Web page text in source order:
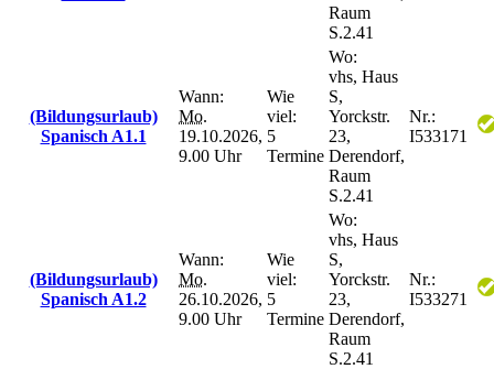
Raum
S.2.41
(Bildungsurlaub)
Spanisch A1.1
Wann:
Mo.
19.10.2026,
9.00 Uhr
Wie
viel:
5
Termine
Wo:
vhs, Haus
S,
Yorckstr.
23,
Derendorf,
Raum
S.2.41
Nr.:
I533171
(Bildungsurlaub)
Spanisch A1.2
Wann:
Mo.
26.10.2026,
9.00 Uhr
Wie
viel:
5
Termine
Wo:
vhs, Haus
S,
Yorckstr.
23,
Derendorf,
Raum
S.2.41
Nr.:
I533271